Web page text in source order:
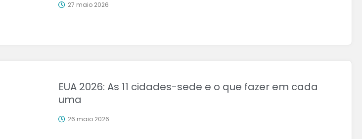
27 maio 2026
EUA 2026: As 11 cidades-sede e o que fazer em cada
uma
26 maio 2026